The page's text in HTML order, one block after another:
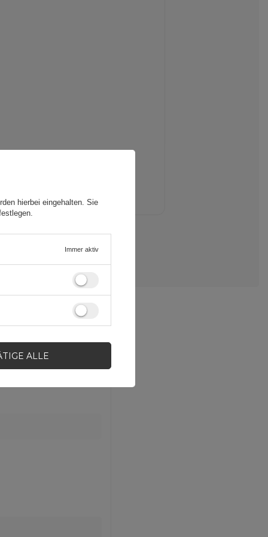
sind.
hierbei eingehalten. Sie
Immer aktiv
ALLE